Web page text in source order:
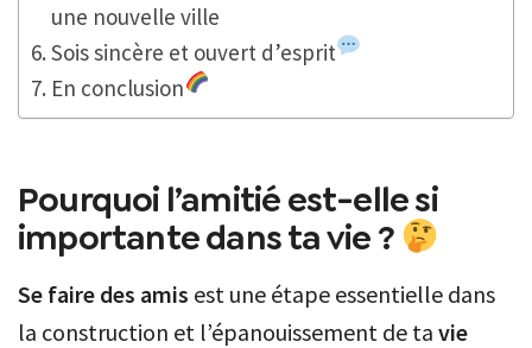
une nouvelle ville
Sois sincère et ouvert d’esprit
En conclusion
Pourquoi l’amitié est-elle si
importante dans ta vie ?
Se faire des amis est une étape essentielle dans
la construction et l’épanouissement de ta vie